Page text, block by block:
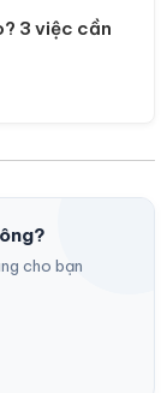
3 việc cần
cho bạn